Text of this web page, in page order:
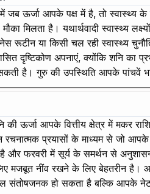
में जब ऊर्जा आपके पक्ष में है, तो
मौका मिलता है। यथार्थवादी स्वास्थ्य
रूटीन या किसी चल रही स्वास्थ्य
दृष्टिकोण अपनाएं, क्योंकि शनि का
है। गुरु की उपस्थिति आपके पांचवें
ऊर्जा आपके वित्तीय क्षेत्र में मकर
प्रयासों के माध्यम से जो
और फरवरी में सूर्य के समर्थन से अनुशासन
मजबूत नींव रखने के लिए बेहतरीन है।
संतोषजनक हो सकता है बल्कि आपके